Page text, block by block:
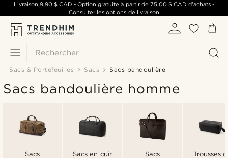
Rechercher
Livraison 9,90 $ CAD - Option gratuite à partir de 75,00 $ CAD d'achats -
Consulter les options de livraison
Sacs & Portefeuilles Sacs Sacs bandoulière
Sacs bandoulière homme
Sacs Sacs en cuir
Sacs
Trousses